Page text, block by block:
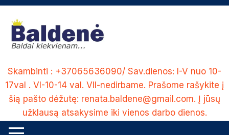
Skip
content
Skambinti : +37065636090/ Sav.dienos: I-V nuo 10-
17val . VI-10-14 val. VII-nedirbame. Prašome rašykite į
šią pašto dėžutę: renata.baldene@gmail.com. Į jūsų
užklausą atsakysime iki vienos darbo dienos.